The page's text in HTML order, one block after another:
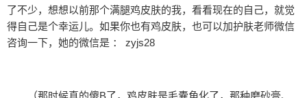
了不少，想想以前那个满腿鸡皮肤的我，看看现在的自己，就觉
得自己是个幸运儿。如果你也有鸡皮肤，也可以加护肤老师微信
咨询一下，她的微信是 ： zyjs28
（那时候真的傻B了，鸡皮肤是毛囊角化了，那种磨砂膏、